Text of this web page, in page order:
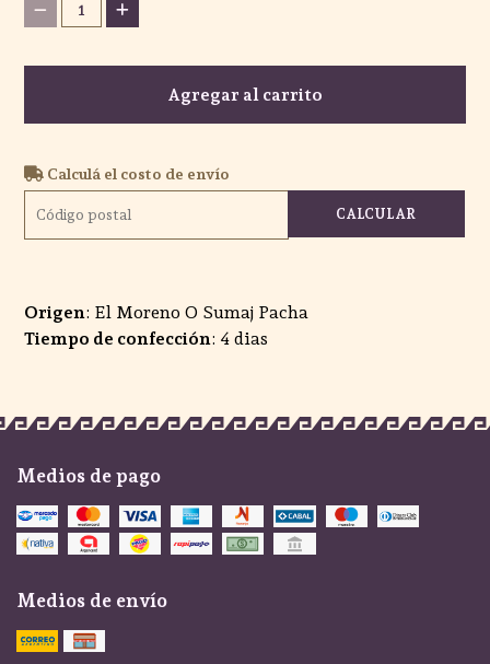
1
Agregar al carrito
Calculá el costo de envío
CALCULAR
Origen: El Moreno O Sumaj Pacha
Tiempo de confección: 4 dias
Medios de pago
Medios de envío